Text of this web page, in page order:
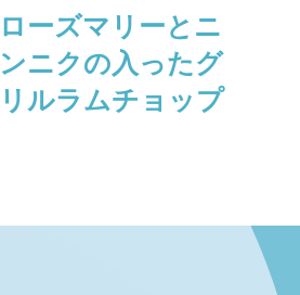
ローズマリーとニ
ンニクの⼊ったグ
リルラムチョップ